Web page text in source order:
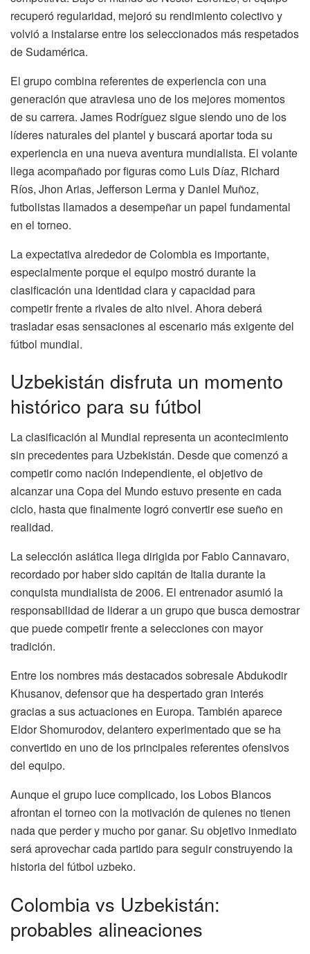
recuperó regularidad, mejoró su rendimiento colectivo y
volvió a instalarse entre los seleccionados más respetados
de Sudamérica.
El grupo combina referentes de experiencia con una
generación que atraviesa uno de los mejores momentos
de su carrera. James Rodríguez sigue siendo uno de los
líderes naturales del plantel y buscará aportar toda su
experiencia en una nueva aventura mundialista. El volante
llega acompañado por figuras como Luis Díaz, Richard
Ríos, Jhon Arias, Jefferson Lerma y Daniel Muñoz,
futbolistas llamados a desempeñar un papel fundamental
en el torneo.
La expectativa alrededor de Colombia es importante,
especialmente porque el equipo mostró durante la
clasificación una identidad clara y capacidad para
competir frente a rivales de alto nivel. Ahora deberá
trasladar esas sensaciones al escenario más exigente del
fútbol mundial.
Uzbekistán disfruta un momento
histórico para su fútbol
La clasificación al Mundial representa un acontecimiento
sin precedentes para Uzbekistán. Desde que comenzó a
competir como nación independiente, el objetivo de
alcanzar una Copa del Mundo estuvo presente en cada
ciclo, hasta que finalmente logró convertir ese sueño en
realidad.
La selección asiática llega dirigida por Fabio Cannavaro,
recordado por haber sido capitán de Italia durante la
conquista mundialista de 2006. El entrenador asumió la
responsabilidad de liderar a un grupo que busca demostrar
que puede competir frente a selecciones con mayor
tradición.
Entre los nombres más destacados sobresale Abdukodir
Khusanov, defensor que ha despertado gran interés
gracias a sus actuaciones en Europa. También aparece
Eldor Shomurodov, delantero experimentado que se ha
convertido en uno de los principales referentes ofensivos
del equipo.
Aunque el grupo luce complicado, los Lobos Blancos
afrontan el torneo con la motivación de quienes no tienen
nada que perder y mucho por ganar. Su objetivo inmediato
será aprovechar cada partido para seguir construyendo la
historia del fútbol uzbeko.
Colombia vs Uzbekistán:
probables alineaciones